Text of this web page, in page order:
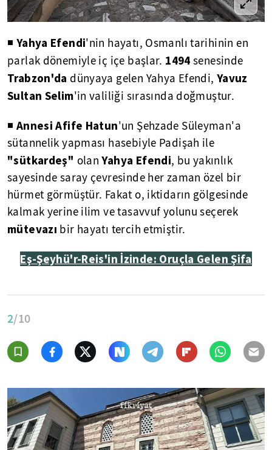
◾ Yahya Efendi'nin hayatı, Osmanlı tarihinin en
parlak dönemiyle iç içe başlar. 1494senesinde
Trabzon'da dünyaya gelen Yahya Efendi, Yavuz
Sultan Selim'in valiliği sırasında doğmuştur.
◾ Annesi Afife Hatun'un Şehzade Süleyman'a
sütannelik yapması hasebiyle Padişah ile
"sütkardeş" olanYahya Efendi, bu yakınlık
sayesinde saray çevresinde her zaman özel bir
hürmet görmüştür. Fakat o, iktidarın gölgesinde
kalmak yerine ilim ve tasavvuf yolunu seçerek
mütevazı bir hayatı tercih etmiştir.
Eş-Şeyhü'r-Reis'in İzinde: Oruçla Gelen Şifa
2/10